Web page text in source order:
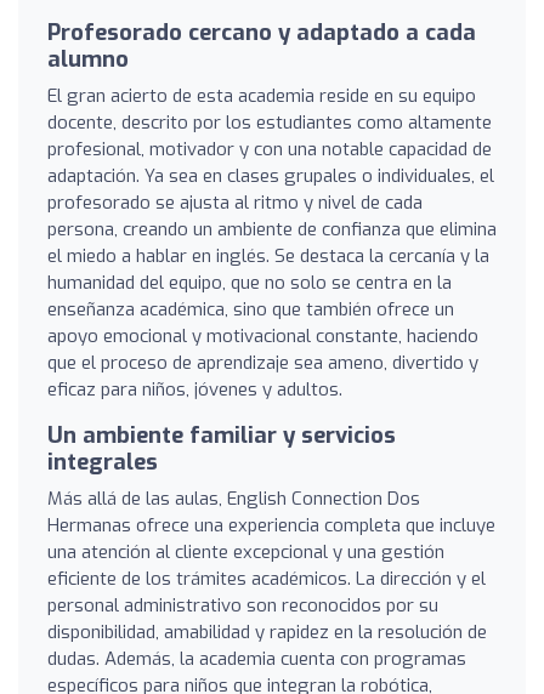
Profesorado cercano y adaptado a cada
alumno
El gran acierto de esta academia reside en su equipo
docente, descrito por los estudiantes como altamente
profesional, motivador y con una notable capacidad de
adaptación. Ya sea en clases grupales o individuales, el
profesorado se ajusta al ritmo y nivel de cada
persona, creando un ambiente de confianza que elimina
el miedo a hablar en inglés. Se destaca la cercanía y la
humanidad del equipo, que no solo se centra en la
enseñanza académica, sino que también ofrece un
apoyo emocional y motivacional constante, haciendo
que el proceso de aprendizaje sea ameno, divertido y
eficaz para niños, jóvenes y adultos.
Un ambiente familiar y servicios
integrales
Más allá de las aulas, English Connection Dos
Hermanas ofrece una experiencia completa que incluye
una atención al cliente excepcional y una gestión
eficiente de los trámites académicos. La dirección y el
personal administrativo son reconocidos por su
disponibilidad, amabilidad y rapidez en la resolución de
dudas. Además, la academia cuenta con programas
específicos para niños que integran la robótica,